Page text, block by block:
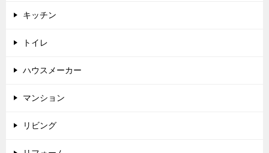
キッチン
トイレ
ハウスメーカー
マンション
リビング